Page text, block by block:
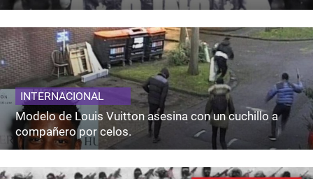
INTERNACIONAL
Modelo de Louis Vuitton asesina con un cuchillo a
compañero por celos.